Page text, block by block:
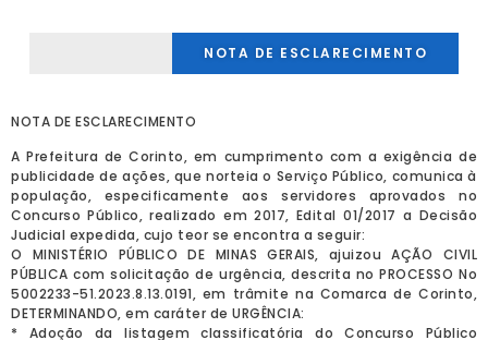
NOTA DE ESCLARECIMENTO
NOTA DE ESCLARECIMENTO
A Prefeitura de Corinto, em cumprimento com a exigência de
publicidade de ações, que norteia o Serviço Público, comunica à
população, especificamente aos servidores aprovados no
Concurso Público, realizado em 2017, Edital 01/2017 a Decisão
Judicial expedida, cujo teor se encontra a seguir:
O MINISTÉRIO PÚBLICO DE MINAS GERAIS, ajuizou AÇÃO CIVIL
PÚBLICA com solicitação de urgência, descrita no PROCESSO No
5002233-51.2023.8.13.0191, em trâmite na Comarca de Corinto,
DETERMINANDO, em caráter de URGÊNCIA:
* Adoção da listagem classificatória do Concurso Público